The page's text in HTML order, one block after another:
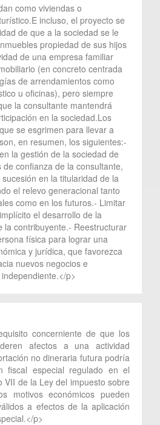
como viviendas o
incluso, el proyecto se
de que a la sociedad se le
propiedad de sus hijos
de una empresa familiar
(en concreto centrada
de arrendamientos como
u oficinas), pero siempre
la consultante mantendrá
en la sociedad.Los
se esgrimen para llevar a
en resumen, los siguientes:-
la gestión de la sociedad de
confianza de la consultante,
en la titularidad de la
el relevo generacional tanto
como en los futuros.- Limitar
el desarrollo de la
la contribuyente.- Reestructurar
física para lograr una
y jurídica, que favorezca
nuevos negocios e
p>
concerniente de que los
afectos a una actividad
no dineraria futura podría
fiscal especial regulado en el
VII de la Ley del impuesto sobre
motivos económicos pueden
a efectos de la aplicación
p>